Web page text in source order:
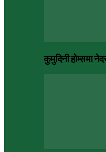
कुमुदिनी होम्समा